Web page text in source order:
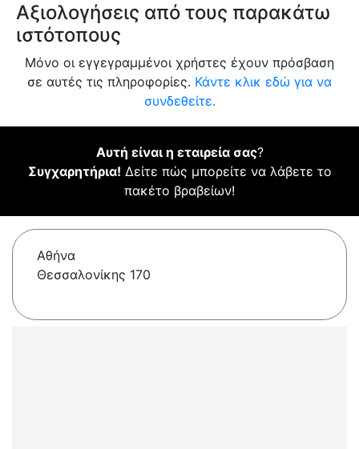
Αξιολογήσεις από τους παρακάτω
ιστότοπους
Μόνο οι εγγεγραμμένοι χρήστες έχουν πρόσβαση
σε αυτές τις πληροφορίες. Κάντε κλικ εδώ για να
συνδεθείτε.
Αυτή είναι η εταιρεία σας?
Συγχαρητήρια! Δείτε πώς μπορείτε να λάβετε το
πακέτο βραβείων!
Αθήνα
Θεσσαλονίκης 170